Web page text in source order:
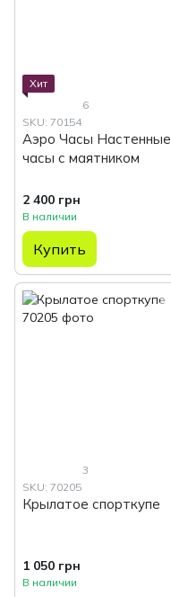
Хит
6
SKU: 70154
Аэро Часы Настенные
часы с маятником
2 400 грн
В наличии
Купить
3
SKU: 70205
Крылатое спорткупе
1 050 грн
В наличии